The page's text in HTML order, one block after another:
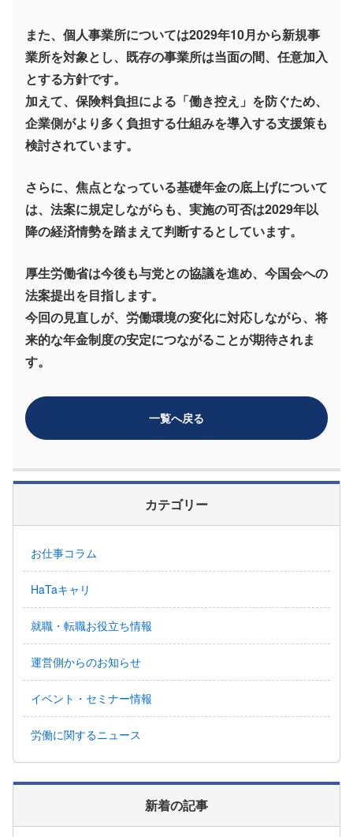
また、個人事業所については2029年10月から新規事
業所を対象とし、既存の事業所は当面の間、任意加入
とする方針です。
加えて、保険料負担による「働き控え」を防ぐため、
企業側がより多く負担する仕組みを導入する支援策も
検討されています。
さらに、焦点となっている基礎年金の底上げについて
は、法案に規定しながらも、実施の可否は2029年以
降の経済情勢を踏まえて判断するとしています。
厚生労働省は今後も与党との協議を進め、今国会への
法案提出を目指します。
今回の見直しが、労働環境の変化に対応しながら、将
来的な年金制度の安定につながることが期待されま
す。
一覧へ戻る
カテゴリー
お仕事コラム
HaTaキャリ
就職・転職お役立ち情報
運営側からのお知らせ
イベント・セミナー情報
労働に関するニュース
新着の記事